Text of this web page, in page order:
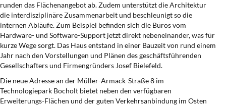
runden das Flächenangebot ab. Zudem unterstützt die Architektur
die interdisziplinäre Zusammenarbeit und beschleunigt so die
internen Abläufe. Zum Beispiel befinden sich die Büros vom
Hardware- und Software-Support jetzt direkt nebeneinander, was für
kurze Wege sorgt. Das Haus entstand in einer Bauzeit von rund einem
Jahr nach den Vorstellungen und Plänen des geschäftsführenden
Gesellschafters und Firmengründers Josef Bielefeld.
Die neue Adresse an der Müller-Armack-Straße 8 im
Technologiepark Bocholt bietet neben den verfügbaren
Erweiterungs-Flächen und der guten Verkehrsanbindung im Osten